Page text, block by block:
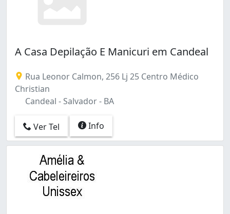
A Casa Depilação E Manicuri em Candeal
Rua Leonor Calmon, 256 Lj 25 Centro Médico
Christian
Candeal - Salvador - BA
Ver Tel Info